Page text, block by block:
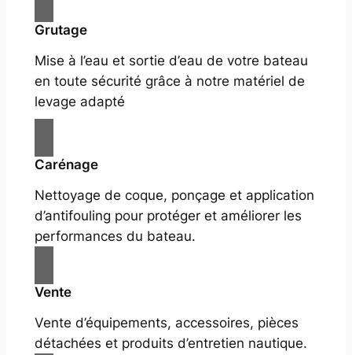
Grutage
Mise à l’eau et sortie d’eau de votre bateau
en toute sécurité grâce à notre matériel de
levage adapté
Carénage
Nettoyage de coque, ponçage et application
d’antifouling pour protéger et améliorer les
performances du bateau.
Vente
Vente d’équipements, accessoires, pièces
détachées et produits d’entretien nautique.